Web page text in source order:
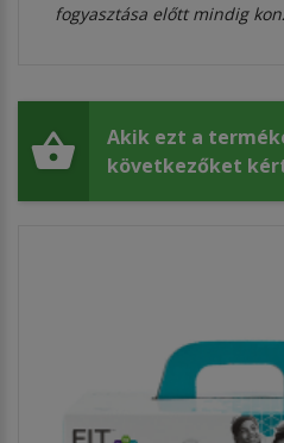
fogyasztása előtt mindig
Akik ezt a
következőket